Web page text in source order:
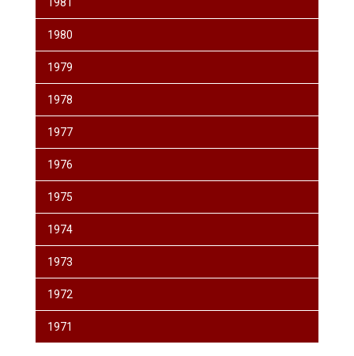
1980
1979
1978
1977
1976
1975
1974
1973
1972
1971